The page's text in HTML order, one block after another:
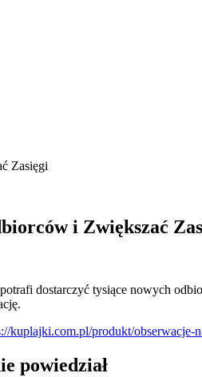
Zasięgi
i Zwiększać
dostarczyć tysiące nowych
kuplajki.com.pl/produkt/obserwacje-
powiedział